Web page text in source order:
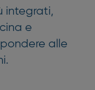
integrati,
e
alle